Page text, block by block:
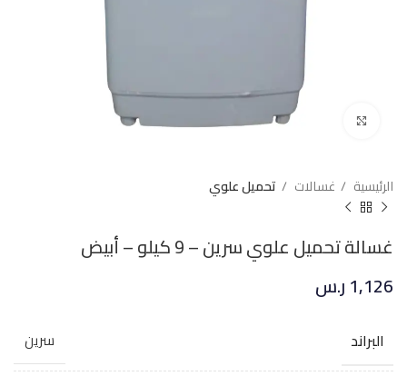
Click to enlarge
الرئيسية غسالات تحميل علوي
غسالة تحميل علوي سرين – 9 كيلو – أبيض
1,126ر.س
البراند سرين